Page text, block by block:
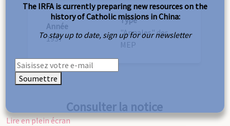
Année
1937
Type
"Annales" des
MEP
Consulter la notice
Lire en plein écran
The IRFA is currently preparing new resources on the
history of Catholic missions in China:
To stay up to date, sign up for our newsletter
Soumettre